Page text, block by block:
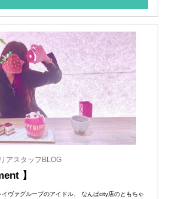
アスタッフBLOG
】
ヴァグループのアイドル、 なんばcity店のともちゃ